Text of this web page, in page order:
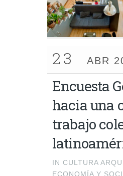
23 ABR
Encuesta
hacia una
trabajo
IN CULTURA
ECONOMÍA Y